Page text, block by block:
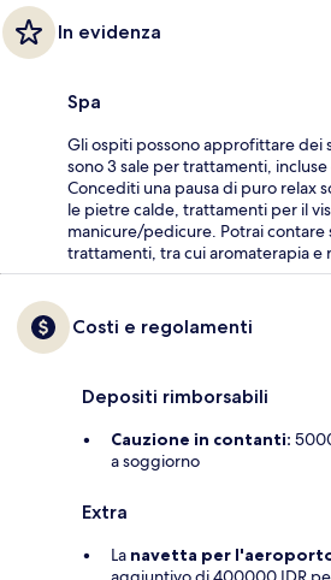
In evidenza
Spa
Gli ospiti possono approfittare dei
sono 3 sale per trattamenti,
Concediti una pausa di puro relax
le pietre calde, trattamenti per il
manicure/pedicure. Potrai contare
trattamenti, tra cui aromaterapia e
Costi e regolamenti
Depositi rimborsabili
Cauzione in contanti:
a soggiorno
Extra
La navetta per